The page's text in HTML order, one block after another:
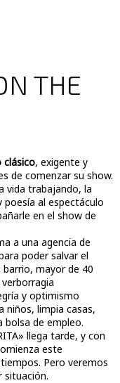
THE
clásico, exigente y
de comenzar su show.
vida trabajando, la
poesía al espectáculo
en el show de
a una agencia de
poder salvar el
mayor de 40
y optimismo
niños, limpia casas,
bolsa de empleo.
llega tarde, y con
este
Pero veremos
situación.